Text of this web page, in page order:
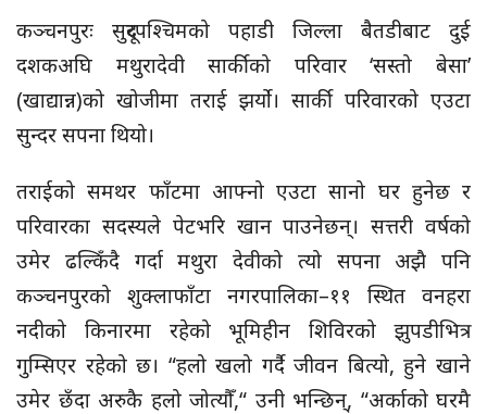
कञ्चनपुरः सुदूरपश्चिमको पहाडी जिल्ला बैतडीबाट दुई
दशकअघि मथुरादेवी सार्कीको परिवार ‘सस्तो बेसा’
(खाद्यान्न)को खोजीमा तराई झर्यो। सार्की परिवारको एउटा
सुन्दर सपना थियो।
तराईको समथर फाँटमा आफ्नो एउटा सानो घर हुनेछ र
परिवारका सदस्यले पेटभरि खान पाउनेछन्। सत्तरी वर्षको
उमेर ढल्किँदै गर्दा मथुरा देवीको त्यो सपना अझै पनि
कञ्चनपुरको शुक्लाफाँटा नगरपालिका–११ स्थित वनहरा
नदीको किनारमा रहेको भूमिहीन शिविरको झुपडीभित्र
गुम्सिएर रहेको छ। “हलो खलो गर्दै जीवन बित्यो, हुने खाने
उमेर छँदा अरुकै हलो जोत्यौँ,“ उनी भन्छिन्, “अर्काको घरमै